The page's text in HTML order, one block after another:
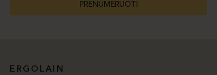
PRENUMERUOTI
ERGOLAIN